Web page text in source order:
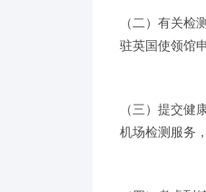
（二）有关
驻英国使领馆
（三）提交
机场检测服务